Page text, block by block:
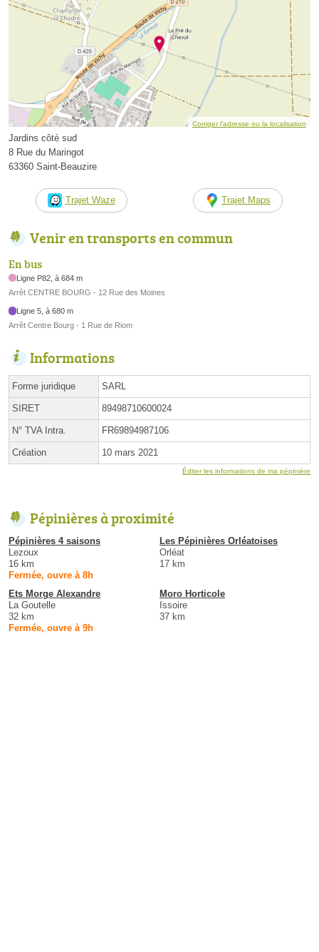
Corriger l’adresse ou la localisation
Jardins côté sud
8 Rue du Maringot
63360 Saint-Beauzire
Trajet Waze Trajet Maps
Venir en transports en commun
En bus
Ligne P82, à 684 m
Arrêt CENTRE BOURG - 12 Rue des Moines
Ligne 5, à 680 m
Arrêt Centre Bourg - 1 Rue de Riom
Informations
Forme juridique SARL
SIRET 89498710600024
N° TVA Intra. FR69894987106
Création 10 mars 2021
Éditer les informations de ma pépinière
Pépinières à proximité
Pépinières 4 saisons
Lezoux
16 km
Fermée, ouvre à 8h
Les Pépinières Orléatoises
Orléat
17 km
Ets Morge Alexandre
La Goutelle
32 km
Fermée, ouvre à 9h
Moro Horticole
Issoire
37 km